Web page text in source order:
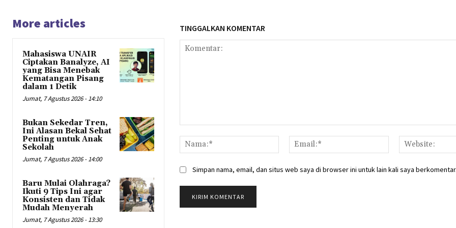
More articles
Mahasiswa UNAIR
Ciptakan Banalyze, AI
yang Bisa Menebak
Kematangan Pisang
dalam 1 Detik
Jumat, 7 Agustus 2026 - 14:10
Bukan Sekedar Tren,
Ini Alasan Bekal Sehat
Penting untuk Anak
Sekolah
Jumat, 7 Agustus 2026 - 14:00
Baru Mulai Olahraga?
Ikuti 9 Tips Ini agar
Konsisten dan Tidak
Mudah Menyerah
Jumat, 7 Agustus 2026 - 13:30
TINGGALKAN KOMENTAR
Nama:*
Email:*
Simpan nama, email, dan situs web saya di browser ini untuk lain kali saya berkomentar.